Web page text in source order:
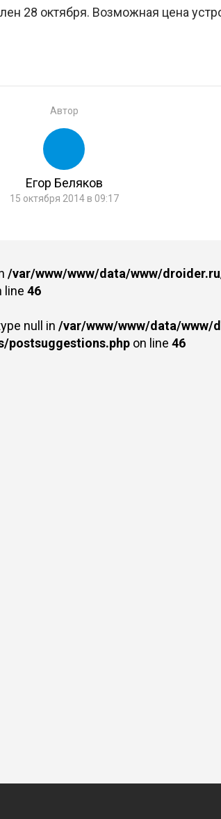
28 октября. Возможная цена
Автор
Егор Беляков
15 октября 2014 в 09:17
/var/www/www/data/www/
line 46
null in /var/www/www/data/www/
postsuggestions.phpon line 46